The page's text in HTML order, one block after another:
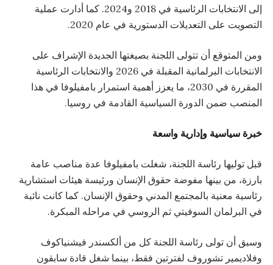
إلى الانتخابات الرئاسية في 2018 و2024. كما أدارت عملية
التصويت على التعديلات الدستورية في عام 2020.
ومن المتوقع أن تتولى اللجنة بصيغتها الجديدة الإشراف على
الانتخابات البرلمانية المقبلة في 2026 والانتخابات الرئاسية
المقررة في 2030، ما يعزز أهمية استمرار بامفيلوفا في هذا
المنصب ضمن الدورة السياسية القادمة في روسيا.
خبرة سياسية وإدارية واسعة
قبل توليها رئاسة اللجنة، شغلت بامفيلوفا عدة مناصب عامة
بارزة، من بينها مفوضة حقوق الإنسان ورئيسة هيئات استشارية
رئاسية معنية بالمجتمع المدني وحقوق الإنسان. كما كانت نائبة
في البرلمان السوفيتي ثم الروسي في مراحله المبكرة.
وسبق أن تولى رئاسة اللجنة كل من ألكسندر فيشنياكوف
وفلاديمير تشوروف لفترتين فقط، بينما شغل قادة سابقون